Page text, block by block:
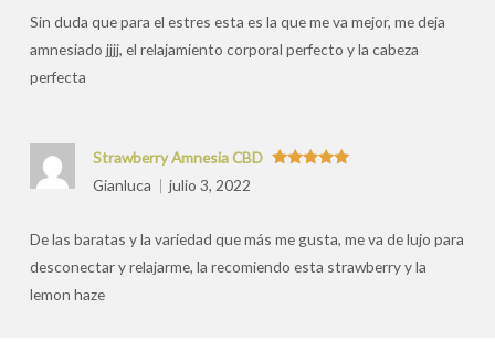
Sin duda que para el estres esta es la que me va mejor, me deja
amnesiado jjjj, el relajamiento corporal perfecto y la cabeza
perfecta
Strawberry Amnesia CBD
Gianluca
julio 3, 2022
De las baratas y la variedad que más me gusta, me va de lujo para
desconectar y relajarme, la recomiendo esta strawberry y la
lemon haze